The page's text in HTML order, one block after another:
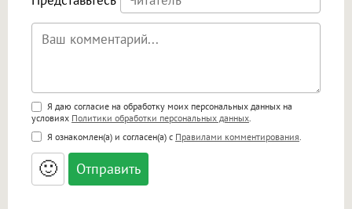
Поддержка HTML
<b>, <strong>, <u>, <i>, <em>, <s>, <big>,
<small>, <sup>, <sub>, <pre>, <ul>, <ol>, <li>,
<blockquote>, <code> экранирует HTML,
адреса URL автоматически становятся
ссылками, и [img]адрес[/img] будет
Я даю согласие на обработку моих персональных данных на
условиях Политики обработки персональных данных
Я ознакомлен(а) и согласен(а) с Правилами комментирования
🙂